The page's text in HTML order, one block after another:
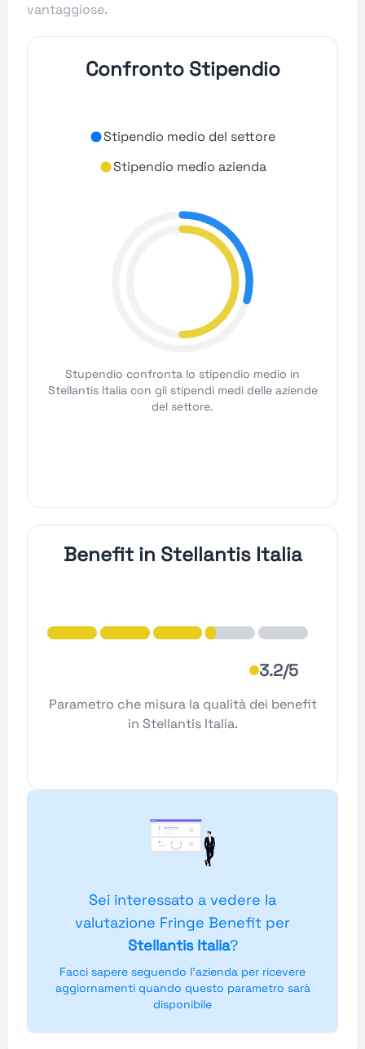
vantaggiose.
Confronto Stipendio
Stipendio medio del settore
Stipendio medio azienda
Stupendio confronta lo stipendio medio in
Stellantis Italia con gli stipendi medi delle aziende
del settore.
Benefit in Stellantis Italia
3.2/5
Parametro che misura la qualità dei benefit
in Stellantis Italia.
Sei interessato a vedere la
valutazione Fringe Benefit per
Stellantis Italia?
Facci sapere seguendo l'azienda per ricevere
aggiornamenti quando questo parametro sarà
disponibile